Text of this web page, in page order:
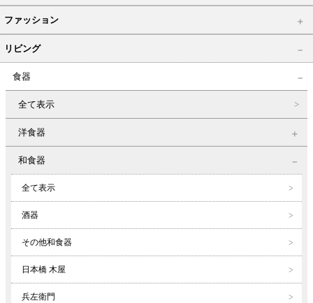
ファッション
リビング
食器
全て表示
洋食器
和食器
全て表示
酒器
その他和食器
日本橋 木屋
兵左衛門